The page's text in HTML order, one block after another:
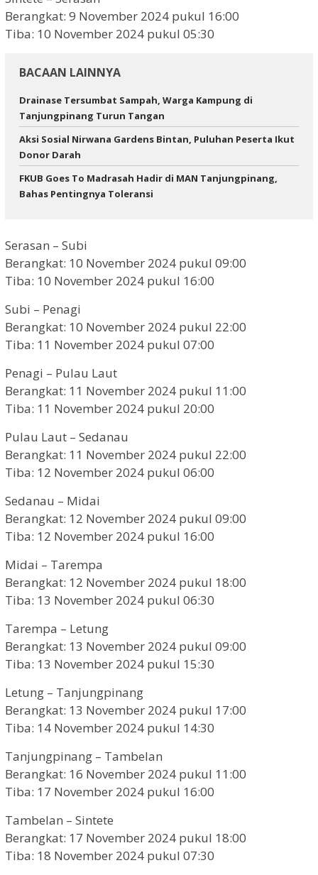
Berangkat: 9 November 2024 pukul 16:00
Tiba: 10 November 2024 pukul 05:30
BACAAN LAINNYA
Drainase Tersumbat Sampah, Warga Kampung di
Tanjungpinang Turun Tangan
Aksi Sosial Nirwana Gardens Bintan, Puluhan Peserta Ikut
Donor Darah
FKUB Goes To Madrasah Hadir di MAN Tanjungpinang,
Bahas Pentingnya Toleransi
Serasan – Subi
Berangkat: 10 November 2024 pukul 09:00
Tiba: 10 November 2024 pukul 16:00
Subi – Penagi
Berangkat: 10 November 2024 pukul 22:00
Tiba: 11 November 2024 pukul 07:00
Penagi – Pulau Laut
Berangkat: 11 November 2024 pukul 11:00
Tiba: 11 November 2024 pukul 20:00
Pulau Laut – Sedanau
Berangkat: 11 November 2024 pukul 22:00
Tiba: 12 November 2024 pukul 06:00
Sedanau – Midai
Berangkat: 12 November 2024 pukul 09:00
Tiba: 12 November 2024 pukul 16:00
Midai – Tarempa
Berangkat: 12 November 2024 pukul 18:00
Tiba: 13 November 2024 pukul 06:30
Tarempa – Letung
Berangkat: 13 November 2024 pukul 09:00
Tiba: 13 November 2024 pukul 15:30
Letung – Tanjungpinang
Berangkat: 13 November 2024 pukul 17:00
Tiba: 14 November 2024 pukul 14:30
Tanjungpinang – Tambelan
Berangkat: 16 November 2024 pukul 11:00
Tiba: 17 November 2024 pukul 16:00
Tambelan – Sintete
Berangkat: 17 November 2024 pukul 18:00
Tiba: 18 November 2024 pukul 07:30